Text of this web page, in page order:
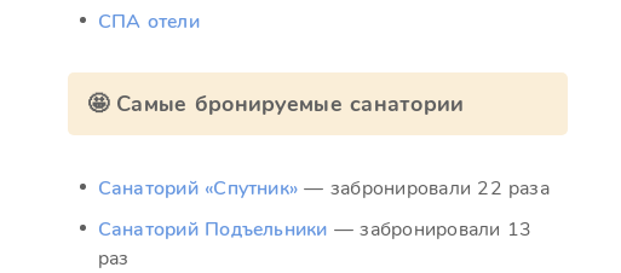
СПА отели
🤩 Самые бронируемые санатории
Санаторий «Спутник» — забронировали 22 раза
Санаторий Подъельники — забронировали 13
раз